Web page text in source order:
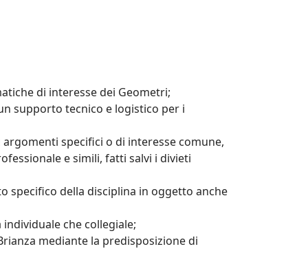
di interesse dei Geometri;
supporto tecnico e logistico per i
specifici o di interesse comune,
e simili, fatti salvi i divieti
specifico della disciplina in oggetto anche
che collegiale;
mediante la predisposizione di